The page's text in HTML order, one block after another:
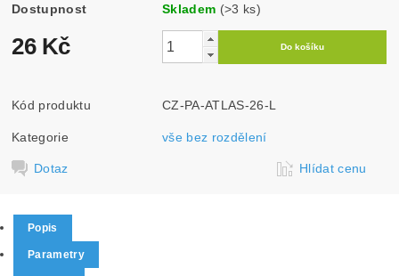
Dostupnost Skladem (>3 ks)
26 Kč
Kód produktu CZ-PA-ATLAS-26-L
Kategorie vše bez rozdělení
Dotaz Hlídat cenu
Popis
Parametry